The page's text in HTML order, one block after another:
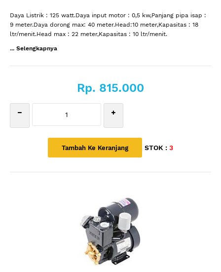
Daya Listrik : 125 watt.Daya input motor : 0,5 kw,Panjang pipa isap :
9 meter.Daya dorong max: 40 meter.Head:10 meter,Kapasitas : 18
ltr/menit.Head max : 22 meter,Kapasitas : 10 ltr/menit.
... Selengkapnya
Rp. 815.000
STOK : 3